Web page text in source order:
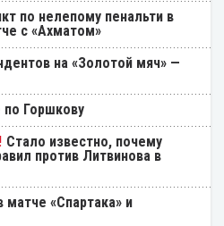
по нелепому пенальти в
с «Ахматом»
на «Золотой мяч» —
по Горшкову
Стало известно, почему
против Литвинова в
матче «Спартака» и